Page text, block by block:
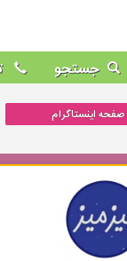
جستجو
صفحه اینستاگرام